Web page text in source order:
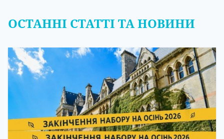
ОСТАННІ СТАТТІ ТА НОВИНИ